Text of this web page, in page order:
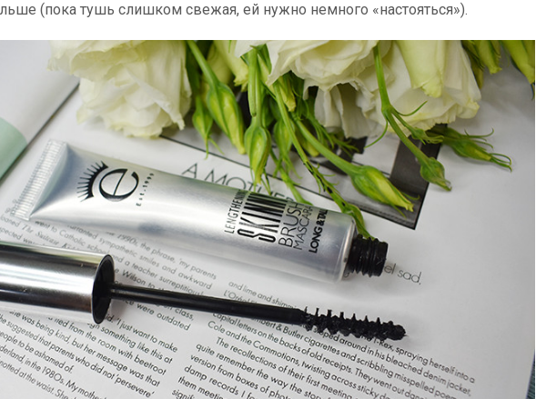
(пока тушь слишком свежая, ей нужно немного «настояться»).